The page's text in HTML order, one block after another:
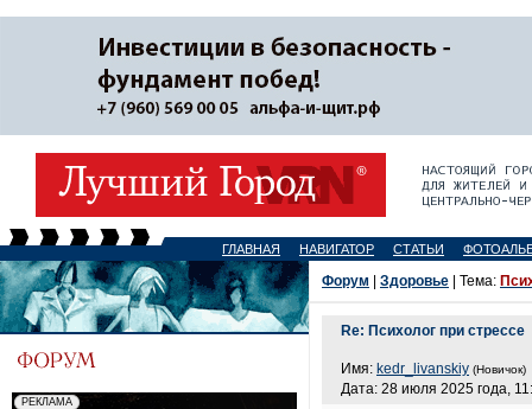
ГЛАВНАЯ НАВИГАТОР СТАТЬИ
Форум Здоровье | Тема:
Re: Психолог при стрессе
Имя: kedr_livanskiy (Новичок)
Дата: 28 июля 2025 года,